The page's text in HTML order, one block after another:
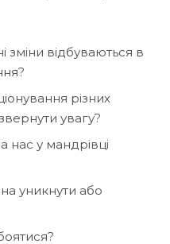
зміни відбуваються в
різних
увагу?
нас у мандрівці
уникнути або